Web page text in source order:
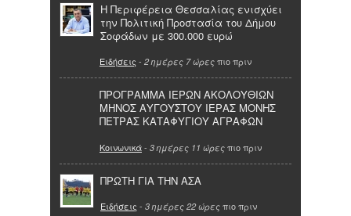
Η Περιφέρεια Θεσσαλίας ενισχύει
την Πολιτική Προστασία του Δήμου
Σοφάδων με 300.000 ευρώ
Ειδήσεις - 2 ημέρες 7 ώρες πιο πριν
ΠΡΟΓΡΑΜΜΑ ΙΕΡΩΝ ΑΚΟΛΟΥΘΙΩΝ
ΜΗΝΟΣ ΑΥΓΟΥΣΤΟΥ ΙΕΡΑΣ ΜΟΝΗΣ
ΠΕΤΡΑΣ ΚΑΤΑΦΥΓΙΟΥ ΑΓΡΑΦΩΝ
Κοινωνικά- 3 ημέρες 11 ώρες πιο πριν
ΠΡΩΤΗ ΓΙΑ ΤΗΝ ΑΣΑ
Ειδήσεις - 3 ημέρες 22 ώρες πιο πριν